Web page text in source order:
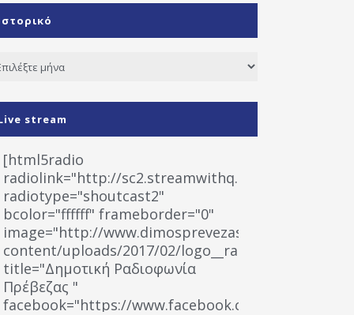
stream
[html5radio
radiolink="http://sc2.streamwithq.com:8028/
radiotype="shoutcast2"
bcolor="ffffff" frameborder="0"
image="http://www.dimosprevezas.gr/wp-
content/uploads/2017/02/logo__radiofonias.jpg"
title="Δημοτική Ραδιοφωνία
Πρέβεζας "
facebook="https://www.facebook.com/